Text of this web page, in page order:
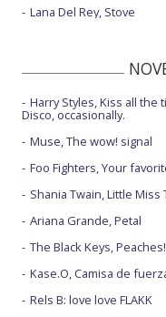
Lana Del Rey, Stove
Harry Styles, Kiss all the
Disco, occasionally.
Muse, The wow! signal
Foo Fighters, Your
Shania Twain, Little Miss
Ariana Grande, Petal
The Black Keys, Peaches!
Kase.O, Camisa de
Rels B: love love FLAKK